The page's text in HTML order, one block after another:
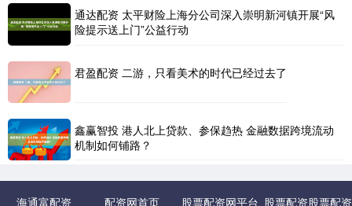
通达配资 太平财险上海分公司深入崇明新河镇开展“风
险提示送上门”公益行动
君盈配资 二游，只看美术的时代已经过去了
鑫赢智投 港人北上贷款、参保趋热 金融数据跨境流动
机制如何铺路？
海通富配资 配资网首页 股票配资网平台 股票配资股票配资